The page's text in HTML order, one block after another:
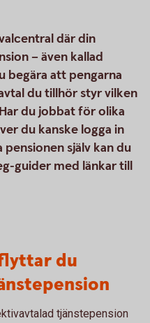
där din
– även kallad
begära att pengarna
du tillhör styr vilken
du jobbat för olika
du kanske logga in
själv kan du
guider med länkar till
du
tjänstepension